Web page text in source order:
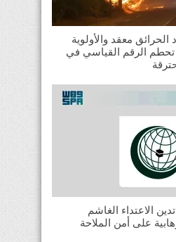
الحرائق معقد والأولوية
تحطم الرقم القياسي في
الاعتداء الغاشم
على أمن الملاحة